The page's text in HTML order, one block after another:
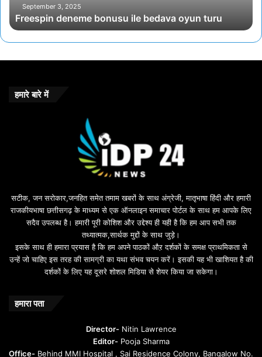
September 3, 2025
Freespin deneme bonusu ile bedava oyun turu
हमारे बारे में
सटीक, जन सरोकार,जनहित समेत तमाम खबरों के साथ अंग्रेजी, मातृभाषा हिंदी और हमारी
राजकीयभाषा छत्तीसगढ़ के माध्यम से एक ऑनलाइन समाचार पोर्टल के साथ हम आपके लिए
सदैव उपलब्ध है। हमारी पूरी कोशिश और उद्देश्य ही यही है कि हम आप सभी तक
तथ्यात्मक,सार्थक मुद्दों के साथ जुड़े।
इसके साथ ही हमारा प्रयास है कि हम अपने पाठकों औऱ दर्शकों के समक्ष प्राथमिकता से
उन्हें जो चाहिए इस तरह की सामग्री का यथा संभव चयन करें। इसकी यह भी खाशियत है की
दर्शकों के लिए यह दूसरे शोशल मिडिया से शेयर किया जा सकेगा।
हमारा पता
Director-Nitin Lawrence
Editor-Pooja Sharma
Office- Behind MMI Hospital , Sai Residence Colony, Bangalow No.